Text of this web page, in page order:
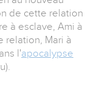
de cette relation
à esclave, Ami à
relation, Mari à
l'apocalypse